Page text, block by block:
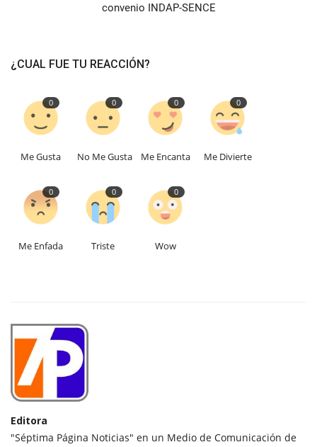
convenio INDAP-SENCE
¿CUAL FUE TU REACCIÓN?
0
Me Gusta
0
No Me Gusta
0
Me Encanta
0
Me Divierte
0
Me Enfada
0
Triste
0
Wow
Editora
"Séptima Página Noticias" en un Medio de Comunicación de